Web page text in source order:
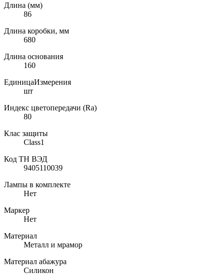
Длина (мм)
86
Длина коробки, мм
680
Длина основания
160
ЕдиницаИзмерения
шт
Индекс цветопередачи (Ra)
80
Клас защиты
Class1
Код ТН ВЭД
9405110039
Лампы в комплекте
Нет
Маркер
Нет
Материал
Металл и мрамор
Материал абажура
Силикон